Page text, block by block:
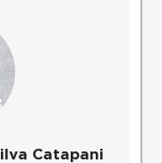
Catapani